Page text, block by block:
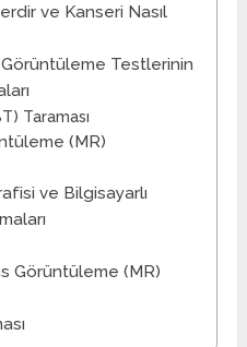
ve Kanseri Nasıl
Testlerinin
Taraması
(MR)
ve Bilgisayarlı
Görüntüleme (MR)